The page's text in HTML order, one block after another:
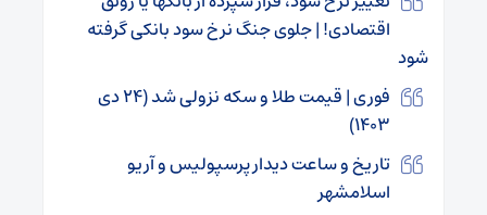
اقتصادی! | جلوی جنگ نرخ سود بانکی گرفته
شود
فوری | قیمت طلا و سکه نزولی شد (۲۴ دی
۱۴۰۳)
تاریخ و ساعت دیدار پرسپولیس و آریو
اسلامشهر